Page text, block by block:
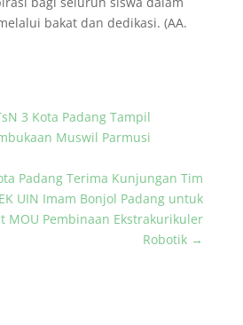
bakat dan dedikasi. (AA.
3 Kota Padang Tampil
Muswil Parmusi
Padang Terima Kunjungan Tim
UIN Imam Bonjol Padang untuk
MOU Pembinaan Ekstrakurikuler
Robotik →